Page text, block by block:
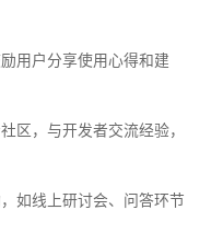
用户分享使用心得和建
区，与开发者交流经验，
如线上研讨会、问答环节